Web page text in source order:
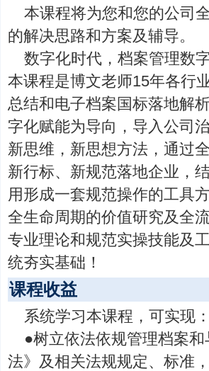
本课程将为您和您的公司
的解决思路和方案及辅导。
数字化时代，档案管理数
本课程是博文老师15年各行
总结和电子档案国标落地解
字化赋能为导向，导入公司
新思维，新思想方法，通过
新行标、新规范落地企业，
用形成一套规范操作的工具
全生命周期的价值研究及全
专业理论和规范实操技能及
统夯实基础！
课程收益
系统学习本课程，可实现：
●树立依法依规管理档案
法》及相关法规规定、标准